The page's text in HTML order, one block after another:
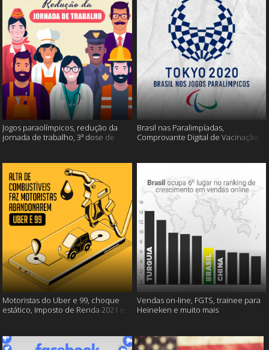
Jogos paraolímpicos, redução da
jornada de trabalho, 3ª dose de
Brasil nas Paralimpíadas,
Comprovante Digital de Vacinação,
Motoristas do Uber e 99, choque
estático, Imposto de Renda 2021 e
Vendas on-line, FGTS, trainee para
Heineken e muito mais